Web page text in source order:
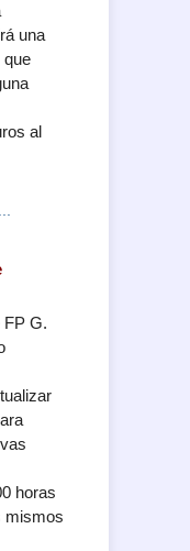
una
que
al
FP G.
horas
mismos